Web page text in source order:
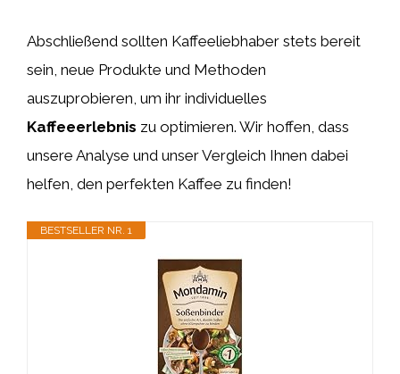
Abschließend sollten Kaffeeliebhaber stets bereit
sein, neue Produkte und Methoden
auszuprobieren, um ihr individuelles
Kaffeeerlebnis zu optimieren. Wir hoffen, dass
unsere Analyse und unser Vergleich Ihnen dabei
helfen, den perfekten Kaffee zu finden!
BESTSELLER NR. 1